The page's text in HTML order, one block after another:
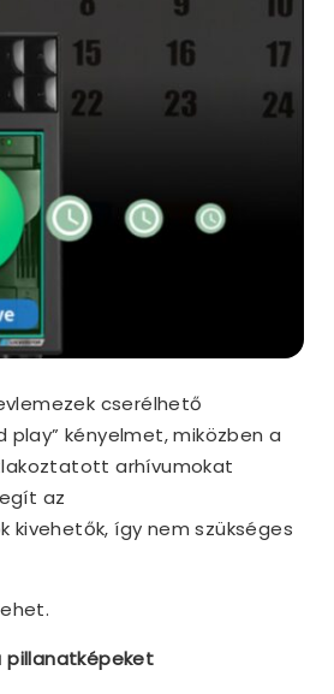
cserélhető
kényelmet, miközben a
arhívumokat
az
így nem szükséges
pillanatképeket